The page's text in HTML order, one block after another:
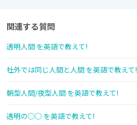
関連する質問
透明人間 を英語で教えて!
社外では同じ人間と人間 を英語で教えて!
朝型人間/夜型人間 を英語で教えて!
透明の○○ を英語で教えて!